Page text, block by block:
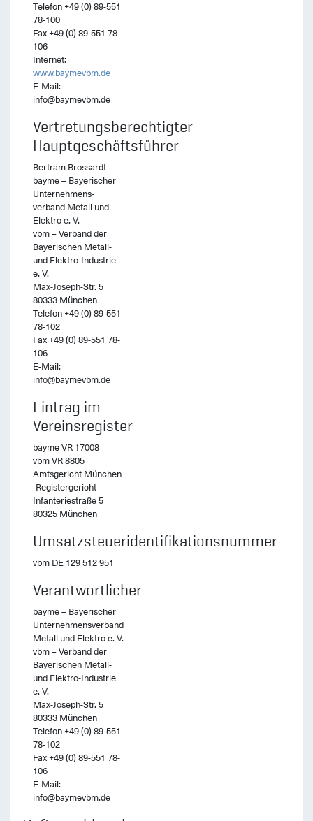
Telefon +49 (0) 89-551
78-100
Fax +49 (0) 89-551 78-
106
Internet:
www.baymevbm.de
E-Mail:
info@baymevbm.de
Vertretungsberechtigter
Hauptgeschäftsführer
Bertram Brossardt
bayme – Bayerischer
Unternehmens-
verband Metall und
Elektro e. V.
vbm – Verband der
Bayerischen Metall-
und Elektro-Industrie
e. V.
Max-Joseph-Str. 5
80333 München
Telefon +49 (0) 89-551
78-102
Fax +49 (0) 89-551 78-
106
E-Mail:
info@baymevbm.de
Eintrag im
Vereinsregister
bayme VR 17008
vbm VR 8805
Amtsgericht München
-Registergericht-
Infanteriestraße 5
80325 München
Umsatzsteueridentifikationsnummer
vbm DE 129 512 951
Verantwortlicher
bayme – Bayerischer
Unternehmensverband
Metall und Elektro e. V.
vbm – Verband der
Bayerischen Metall-
und Elektro-Industrie
e. V.
Max-Joseph-Str. 5
80333 München
Telefon +49 (0) 89-551
78-102
Fax +49 (0) 89-551 78-
106
E-Mail:
info@baymevbm.de